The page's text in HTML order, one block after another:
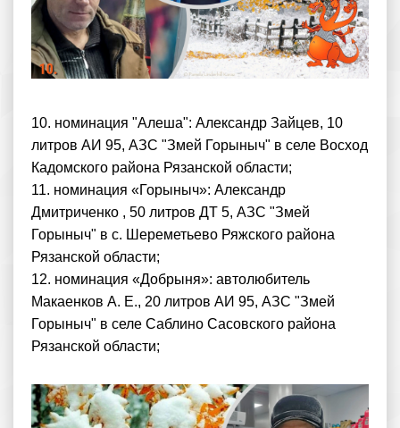
10. номинация "Алеша": Александр Зайцев, 10
литров АИ 95, АЗС "Змей Горыныч" в селе Восход
Кадомского района Рязанской области;
11. номинация «Горыныч»: Александр
Дмитриченко , 50 литров ДТ 5, АЗС "Змей
Горыныч" в с. Шереметьево Ряжского района
Рязанской области;
12. номинация «Добрыня»: автолюбитель
Макаенков А. Е., 20 литров АИ 95, АЗС "Змей
Горыныч" в селе Саблино Сасовского района
Рязанской области;